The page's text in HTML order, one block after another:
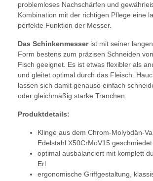
problemloses Nachschärfen und
Kombination mit der richtigen Pflege eine
perfekte Funktion der Messer.
Das Schinkenmesserist mit seiner
Form bestens zum präzisen Schneiden
Fisch geeignet. Es ist etwas flexibler als
und gleitet optimal durch das Fleisch.
lassen sich damit genauso einfach
oder gleichmäßig starke Tranchen.
Produktdetails:
Klinge aus dem Chrom-Molybdän-
Edelstahl X50CrMoV15 geschmiedet
optimal ausbalanciert mit komplett
Erl
ergonomische Griffgestaltung,